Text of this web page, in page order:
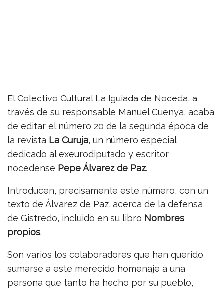
El Colectivo Cultural La Iguiada de Noceda, a
través de su responsable Manuel Cuenya, acaba
de editar el número 20 de la segunda época de
la revista La Curuja, un número especial
dedicado al exeurodiputado y escritor
nocedense Pepe Álvarez de Paz.
Introducen, precisamente este número, con un
texto de Álvarez de Paz, acerca de la defensa
de Gistredo, incluido en su libro Nombres
propios.
Son varios los colaboradores que han querido
sumarse a este merecido homenaje a una
persona que tanto ha hecho por su pueblo,